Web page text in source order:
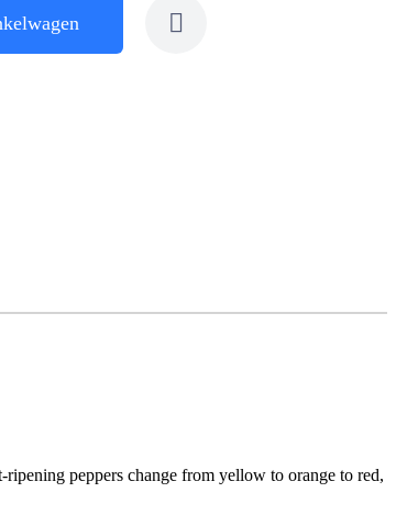
peppers change from yellow to orange to red,